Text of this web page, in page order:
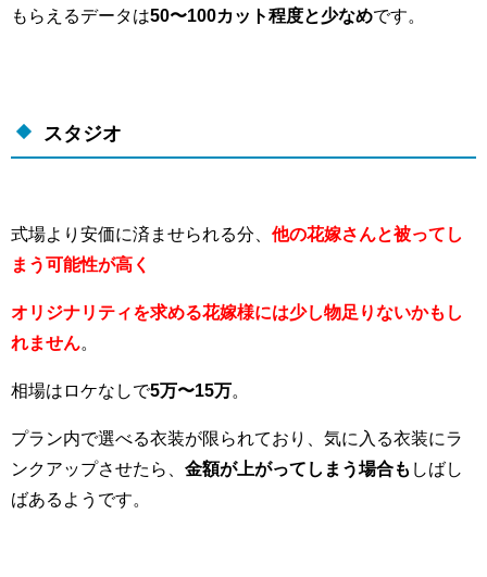
もらえるデータは50〜100カット程度と少なめです。
スタジオ
式場より安価に済ませられる分、 他の花嫁さんと被ってし
まう可能性が高く
オリジナリティを求める花嫁様には少し物足りないかもし
れません
相場はロケなしで5万〜15万
プラン内で選べる衣装が限られており、気に入る衣装にラ
ンクアップさせたら、 金額が上がってしまう場合も しばし
ばあるようです。